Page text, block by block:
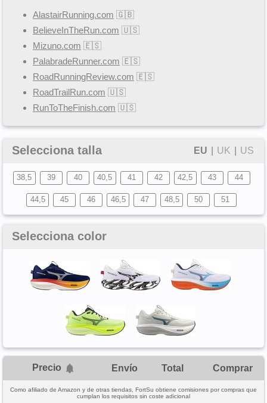
AlastairRunning.com 🇬🇧
BelieveInTheRun.com 🇺🇸
Mizuno.com 🇪🇸
PalabradeRunner.com 🇪🇸
RoadRunningReview.com 🇪🇸
RoadTrailRun.com 🇺🇸
RunToTheFinish.com 🇺🇸
Selecciona talla EU UK US
38,5 39 40 40,5 41 42 42,5 43 44
44,5 45 46 46,5 47 48,5 50 51
Selecciona color
Precio Envío Total Comprar
Como afiliado de Amazon y de otras tiendas, FortSu obtiene comisiones por compras que
cumplan los requisitos sin coste adicional